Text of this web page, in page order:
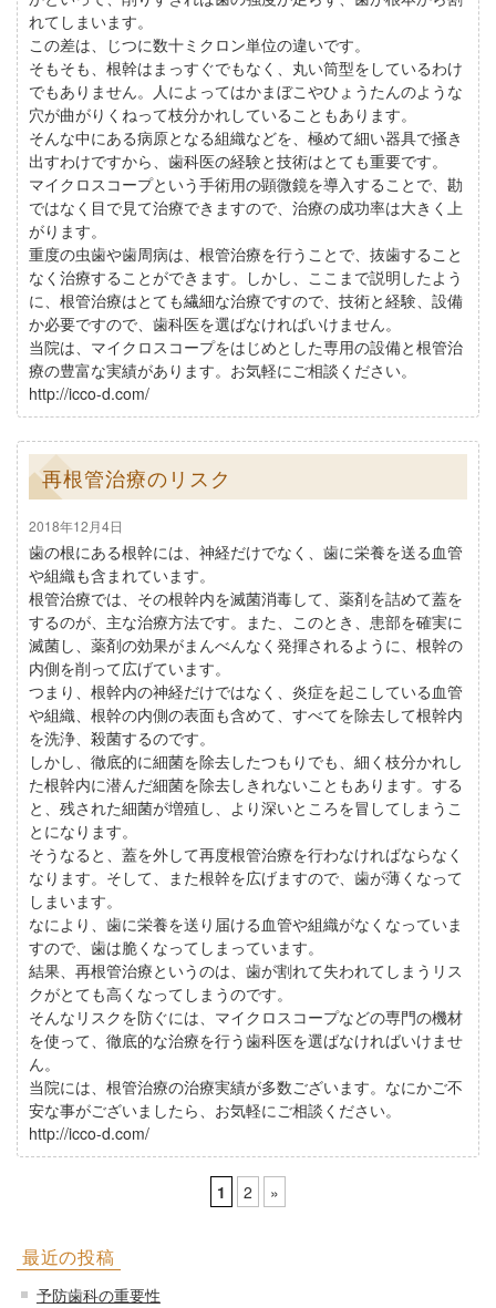
れてしまいます。
この差は、じつに数十ミクロン単位の違いです。
そもそも、根幹はまっすぐでもなく、丸い筒型をしているわけ
でもありません。人によってはかまぼこやひょうたんのような
穴が曲がりくねって枝分かれしていることもあります。
そんな中にある病原となる組織などを、極めて細い器具で掻き
出すわけですから、歯科医の経験と技術はとても重要です。
マイクロスコープという手術用の顕微鏡を導入することで、勘
ではなく目で見て治療できますので、治療の成功率は大きく上
がります。
重度の虫歯や歯周病は、根管治療を行うことで、抜歯すること
なく治療することができます。しかし、ここまで説明したよう
に、根管治療はとても繊細な治療ですので、技術と経験、設備
か必要ですので、歯科医を選ばなければいけません。
当院は、マイクロスコープをはじめとした専用の設備と根管治
療の豊富な実績があります。お気軽にご相談ください。
http://icco-d.com/
再根管治療のリスク
2018年12月4日
歯の根にある根幹には、神経だけでなく、歯に栄養を送る血管
や組織も含まれています。
根管治療では、その根幹内を滅菌消毒して、薬剤を詰めて蓋を
するのが、主な治療方法です。また、このとき、患部を確実に
滅菌し、薬剤の効果がまんべんなく発揮されるように、根幹の
内側を削って広げています。
つまり、根幹内の神経だけではなく、炎症を起こしている血管
や組織、根幹の内側の表面も含めて、すべてを除去して根幹内
を洗浄、殺菌するのです。
しかし、徹底的に細菌を除去したつもりでも、細く枝分かれし
た根幹内に潜んだ細菌を除去しきれないこともあります。する
と、残された細菌が増殖し、より深いところを冒してしまうこ
とになります。
そうなると、蓋を外して再度根管治療を行わなければならなく
なります。そして、また根幹を広げますので、歯が薄くなって
しまいます。
なにより、歯に栄養を送り届ける血管や組織がなくなっていま
すので、歯は脆くなってしまっています。
結果、再根管治療というのは、歯が割れて失われてしまうリス
クがとても高くなってしまうのです。
そんなリスクを防ぐには、マイクロスコープなどの専門の機材
を使って、徹底的な治療を行う歯科医を選ばなければいけませ
ん。
当院には、根管治療の治療実績が多数ございます。なにかご不
安な事がございましたら、お気軽にご相談ください。
http://icco-d.com/
1 2 »
最近の投稿
予防歯科の重要性